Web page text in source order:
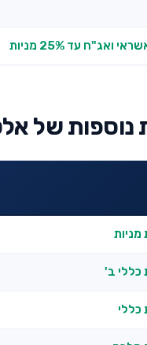
עד 25% מניות
נוספות של
ב'